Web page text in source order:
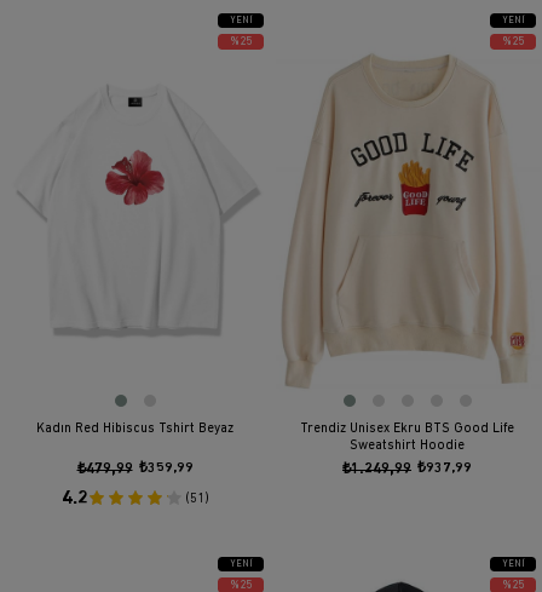
Kadın Red Hibiscus Tshirt Beyaz
₺359,99
₺479,99
4.2 (51)
YENI
ÜRÜN
%25
Trendiz Unisex Ekru BTS Good Life
Sweatshirt Hoodie
₺937,99
₺1.249,99
YENI
ÜRÜN
%25
YENI
ÜRÜN
%25
YENI
ÜRÜN
%25